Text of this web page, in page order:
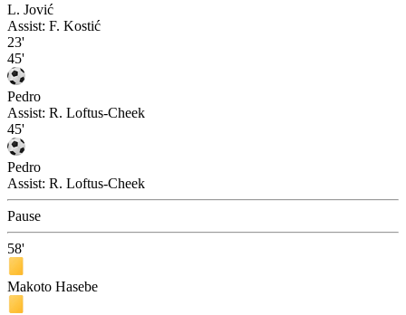
L. Jović
Assist: F. Kostić
23'
45'
Pedro
Assist: R. Loftus-Cheek
45'
Pedro
Assist: R. Loftus-Cheek
Pause
58'
Makoto Hasebe